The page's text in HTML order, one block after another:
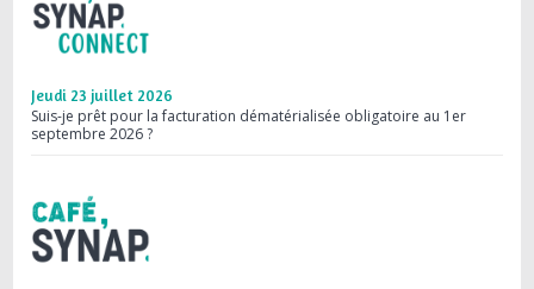
Jeudi 23 juillet 2026
Suis-je prêt pour la facturation dématérialisée obligatoire au 1er
septembre 2026 ?